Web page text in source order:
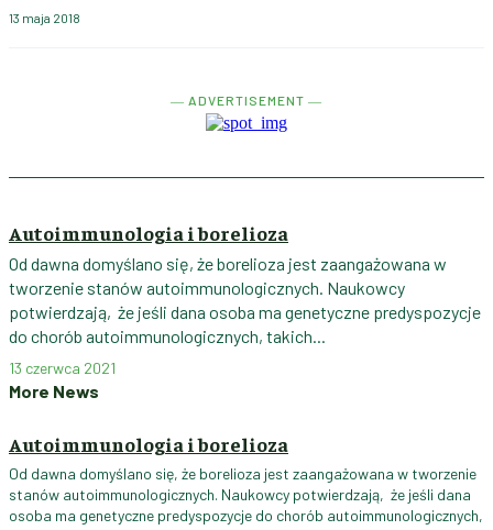
13 maja 2018
― ADVERTISEMENT ―
Autoimmunologia i borelioza
Od dawna domyślano się, że borelioza jest zaangażowana w
tworzenie stanów autoimmunologicznych. Naukowcy
potwierdzają, że jeśli dana osoba ma genetyczne predyspozycje
do chorób autoimmunologicznych, takich...
13 czerwca 2021
More News
Autoimmunologia i borelioza
Od dawna domyślano się, że borelioza jest zaangażowana w tworzenie
stanów autoimmunologicznych. Naukowcy potwierdzają, że jeśli dana
osoba ma genetyczne predyspozycje do chorób autoimmunologicznych,